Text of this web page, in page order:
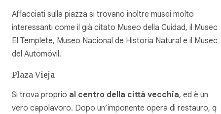
Affacciati sulla piazza si trovano inoltre musei molto
interessanti come il già citato Museo della Cuidad, il Museo
El Templete, Museo Nacional de Historia Natural e il Museo
del Automóvil.
Plaza Vieja
Si trova proprio al centro della città vecchia, ed è un
vero capolavoro. Dopo un’imponente opera di restauro,